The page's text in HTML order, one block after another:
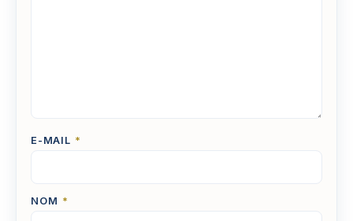
E-MAIL *
NOM *